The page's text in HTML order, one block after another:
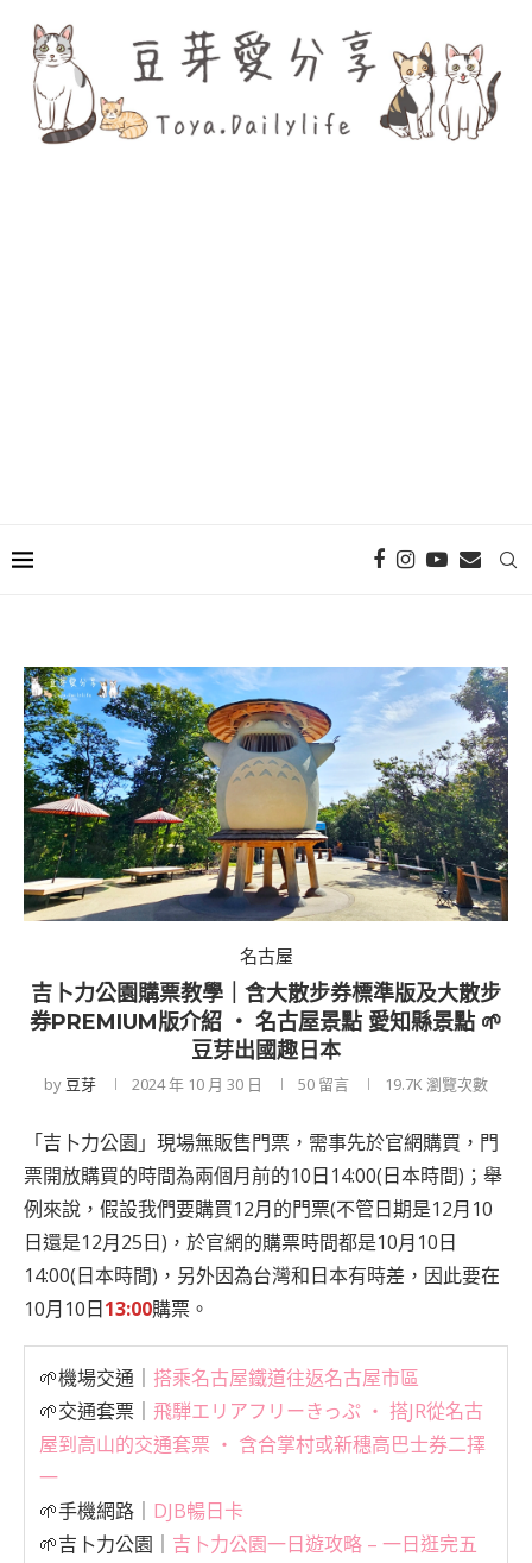
名古屋
吉卜力公園購票教學｜含大散步券標準版及大散步
券PREMIUM版介紹 ‧ 名古屋景點 愛知縣景點 🌱
豆芽出國趣日本
by 豆芽 2024 年 10 月 30 日 50 留言 19.7K瀏覽次數
「吉卜力公園」現場無販售門票，需事先於官網購買，門
票開放購買的時間為兩個月前的10日14:00(日本時間)；舉
例來說，假設我們要購買12月的門票(不管日期是12月10
日還是12月25日)，於官網的購票時間都是10月10日
14:00(日本時間)，另外因為台灣和日本有時差，因此要在
10月10日13:00購票。
🌱機場交通｜ 搭乘名古屋鐵道往返名古屋市區
🌱交通套票｜ 飛騨エリアフリーきっぷ ‧ 搭JR從名古
屋到高山的交通套票 ‧ 含合掌村或新穗高巴士券二擇
一
🌱手機網路｜ DJB暢日卡
🌱吉卜力公園｜ 吉卜力公園一日遊攻略 – 一日逛完五